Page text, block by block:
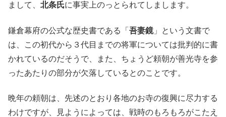
まして、 北条氏に事実上のっとられてしまします。
鎌倉幕府の公式な歴史書である「 吾妻鏡」という文書で
は、この初代から３代目までの将軍については批判的に書
かれているのだそうで、また、ちょうど頼朝が善光寺を参
ったあたりの部分が欠落しているとのことです。
晩年の頼朝は、先述のとおり各地のお寺の復興に尽力する
わけですが、見ようによっては、戦時のもろもろがこたえ